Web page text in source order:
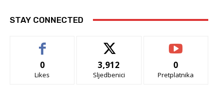
STAY CONNECTED
0
Likes
3,912
Sljedbenici
0
Pretplatnika